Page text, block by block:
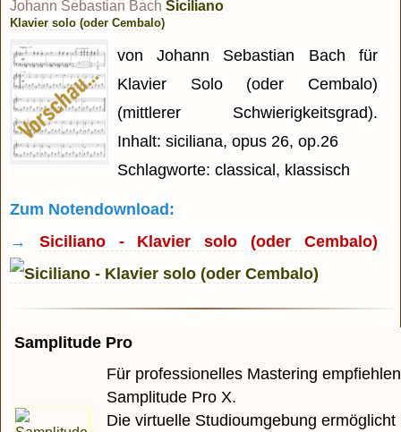
Johann Sebastian Bach Siciliano
Klavier solo (oder Cembalo)
von Johann Sebastian Bach für
Klavier Solo (oder Cembalo)
(mittlerer Schwierigkeitsgrad).
Inhalt: siciliana, opus 26, op.26
Schlagworte: classical, klassisch
Zum Notendownload:
→ Siciliano - Klavier solo (oder Cembalo)
Samplitude Pro
Für professionelles Mastering
Samplitude Pro X.
Die virtuelle Studioumgebung ermöglicht